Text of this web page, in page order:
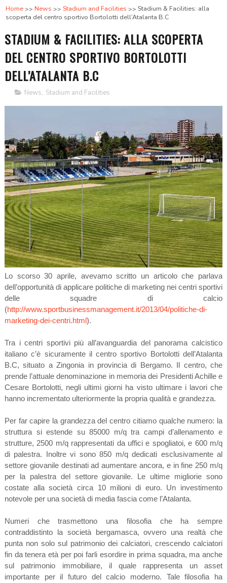
Home News Stadium and Facilities
Stadium & Facilities: alla
scoperta del centro sportivo Bortolotti dell’Atalanta B.C
STADIUM & FACILITIES: ALLA SCOPERTA
DEL CENTRO SPORTIVO BORTOLOTTI
DELL’ATALANTA B.C
News, Stadium and Facilities
Lo scorso 30 aprile, avevamo scritto un articolo che parlava
dell’opportunità di applicare politiche di marketing nei centri sportivi
delle squadre di calcio
(http://www.sportbusinessmanagement.it/2013/04/politiche-di-
marketing-dei-centri.html).
Tra i centri sportivi più all’avanguardia del panorama calcistico
italiano c’è sicuramente il centro sportivo Bortolotti dell’Atalanta
B.C, situato a Zingonia in provincia di Bergamo. Il centro, che
prende l’attuale denominazione in memoria dei Presidenti Achille e
Cesare Bortolotti, negli ultimi giorni ha visto ultimare i lavori che
hanno incrementato ulteriormente la propria qualità e grandezza.
Per far capire la grandezza del centro citiamo qualche numero: la
struttura si estende su 85000 m/q tra campi d’allenamento e
strutture, 2500 m/q rappresentati da uffici e spogliatoi, e 600 m/q
di palestra. Inoltre vi sono 850 m/q dedicati esclusivamente al
settore giovanile destinati ad aumentare ancora, e in fine 250 m/q
per la palestra del settore giovanile. Le ultime migliorie sono
costate alla società circa 10 milioni di euro. Un investimento
notevole per una società di media fascia come l’Atalanta.
Numeri che trasmettono una filosofia che ha sempre
contraddistinto la società bergamasca, ovvero una realtà che
punta non solo sul patrimonio dei calciatori, crescendo calciatori
fin da tenera età per poi farli esordire in prima squadra, ma anche
sul patrimonio immobiliare, il quale rappresenta un asset
importante per il futuro del calcio moderno. Tale filosofia ha